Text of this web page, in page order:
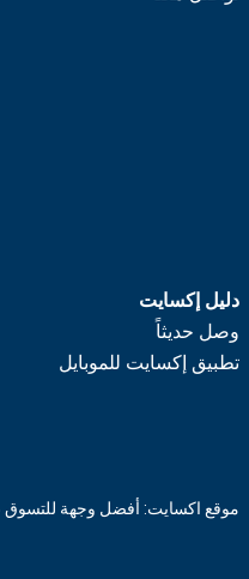
دليل إكسايت
وصل حديثاً
تطبيق إكسايت للموبايل
موقع اكسايت: أفضل وجهة للتسوق